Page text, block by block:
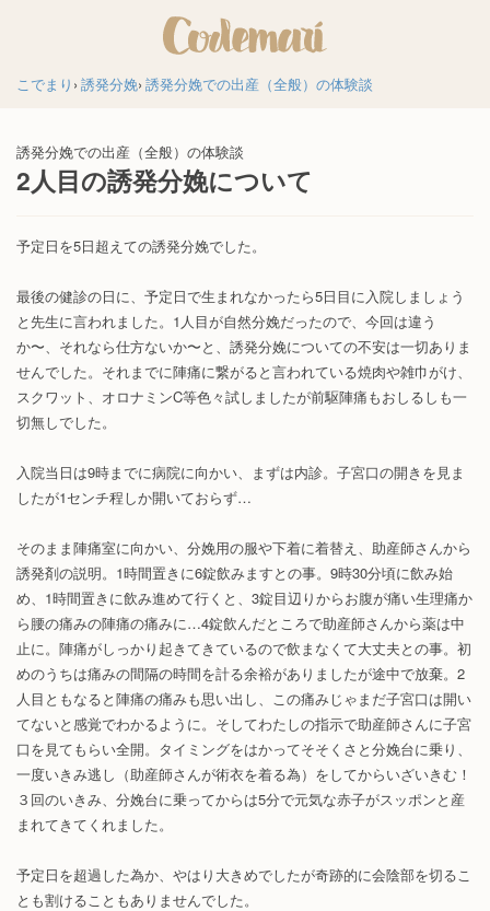
こでまり 誘発分娩 誘発分娩での出産（全般）の体験談
誘発分娩での出産（全般）の体験談
2人目の誘発分娩について
予定日を5日超えての誘発分娩でした。
最後の健診の日に、予定日で生まれなかったら5日目に入院しましょう
と先生に言われました。1人目が自然分娩だったので、今回は違う
か〜、それなら仕方ないか〜と、誘発分娩についての不安は一切ありま
せんでした。それまでに陣痛に繋がると言われている焼肉や雑巾がけ、
スクワット、オロナミンC等色々試しましたが前駆陣痛もおしるしも一
切無しでした。
入院当日は9時までに病院に向かい、まずは内診。子宮口の開きを見ま
したが1センチ程しか開いておらず…
そのまま陣痛室に向かい、分娩用の服や下着に着替え、助産師さんから
誘発剤の説明。1時間置きに6錠飲みますとの事。9時30分頃に飲み始
め、1時間置きに飲み進めて行くと、3錠目辺りからお腹が痛い生理痛か
ら腰の痛みの陣痛の痛みに…4錠飲んだところで助産師さんから薬は中
止に。陣痛がしっかり起きてきているので飲まなくて大丈夫との事。初
めのうちは痛みの間隔の時間を計る余裕がありましたが途中で放棄。2
人目ともなると陣痛の痛みも思い出し、この痛みじゃまだ子宮口は開い
てないと感覚でわかるように。そしてわたしの指示で助産師さんに子宮
口を見てもらい全開。タイミングをはかってそそくさと分娩台に乗り、
一度いきみ逃し（助産師さんが術衣を着る為）をしてからいざいきむ！
３回のいきみ、分娩台に乗ってからは5分で元気な赤子がスッポンと産
まれてきてくれました。
予定日を超過した為か、やはり大きめでしたが奇跡的に会陰部を切るこ
とも割けることもありませんでした。